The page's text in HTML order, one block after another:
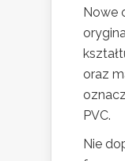
Nowe
oraz
PVC.
Nie